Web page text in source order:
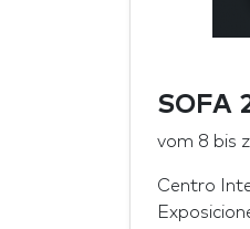
SOFA
vom 8 bis
Centro